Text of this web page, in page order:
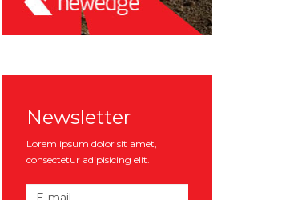
Newsletter
Lorem ipsum dolor sit amet,
consectetur adipisicing elit.